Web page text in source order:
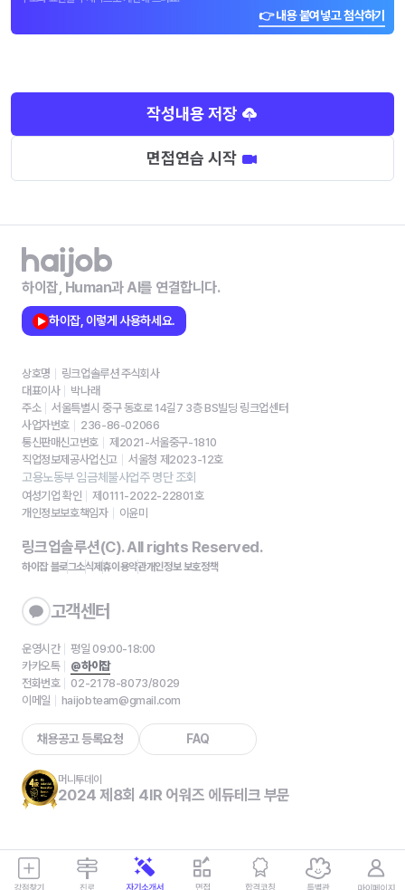
👉 내용 붙여넣고 첨삭하기
작성내용 저장
면접연습 시작
하이잡, Human과 AI를 연결합니다.
하이잡, 이렇게 사용하세요.
상호명
링크업솔루션 주식회사
대표이사
박나래
주소
서울특별시 중구 동호로 14길7 3층 BS빌딩 링크업센터
사업자번호
236-86-02066
통신판매신고번호
제2021-서울중구-1810
직업정보제공사업신고
서울청 제2023-12호
고용노동부 임금체불사업주 명단 조회
여성기업 확인
제0111-2022-22801호
개인정보보호책임자
이윤미
링크업솔루션(C). All rights Reserved.
하이잡 블로그소식제휴이용약관개인정보 보호정책
고객센터
운영시간
평일 09:00-18:00
카카오톡
@하이잡
전화번호
02-2178-8073/8029
이메일
haijobteam@gmail.com
채용공고 등록요청 FAQ
머니투데이
2024 제8회 4IR 어워즈 에듀테크 부문